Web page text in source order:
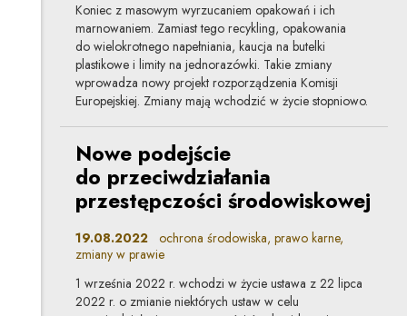
Koniec z masowym wyrzucaniem opakowań i ich
marnowaniem. Zamiast tego recykling, opakowania
do wielokrotnego napełniania, kaucja na butelki
plastikowe i limity na jednorazówki. Takie zmiany
wprowadza nowy projekt rozporządzenia Komisji
Europejskiej. Zmiany mają wchodzić w życie stopniowo.
Nowe podejście
do przeciwdziałania
przestępczości środowiskowej
19.08.2022 ochrona środowiska, prawo karne,
zmiany w prawie
1 września 2022 r. wchodzi w życie ustawa z 22 lipca
2022 r. o zmianie niektórych ustaw w celu